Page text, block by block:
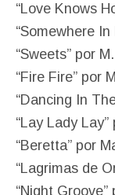
“Love Knows
“Somewhere
“Sweets” por
“Fire Fire” por
“Dancing In
“Lay Lady
“Beretta” por
“Lagrimas de
“Night